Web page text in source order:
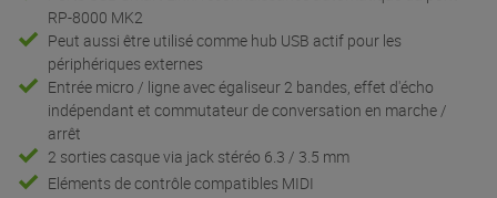
RP-8000 MK2
Peut aussi être utilisé comme hub USB actif pour les
périphériques externes
Entrée micro / ligne avec égaliseur 2 bandes, effet d'écho
indépendant et commutateur de conversation en marche /
arrêt
2 sorties casque via jack stéréo 6.3 / 3.5 mm
Eléments de contrôle compatibles MIDI